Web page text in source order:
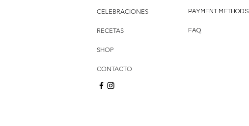
CELEBRACIONES
RECETAS
SHOP
CONTACTO
PAYMENT METHODS
FAQ